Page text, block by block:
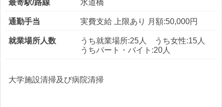
最寄駅/路線 水道橋
通勤手当 実費支給 上限あり 月額:50,000円
就業場所人数
うち就業場所:25人 うち女性:15人
うちパート・バイト:20人
大学施設清掃及び病院清掃